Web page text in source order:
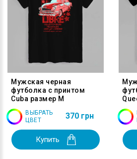
Мужская черная
футболка с принтом
Cuba размер M
ВЫБРАТЬ
ЦВЕТ
370 грн
Купить